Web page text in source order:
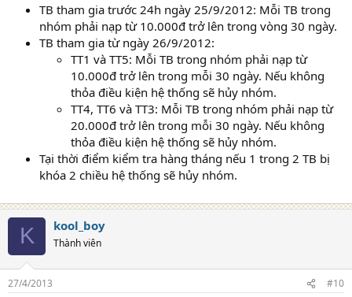
TB tham gia trước 24h ngày 25/9/2012: Mỗi TB trong
nhóm phải nạp từ 10.000đ trở lên trong vòng 30 ngày.
TB tham gia từ ngày 26/9/2012:
TT1 và TT5: Mỗi TB trong nhóm phải nạp từ
10.000đ trở lên trong mỗi 30 ngày. Nếu không
thỏa điều kiện hệ thống sẽ hủy nhóm.
TT4, TT6 và TT3: Mỗi TB trong nhóm phải nạp từ
20.000đ trở lên trong mỗi 30 ngày. Nếu không
thỏa điều kiện hệ thống sẽ hủy nhóm.
Tại thời điểm kiểm tra hàng tháng nếu 1 trong 2 TB bị
khóa 2 chiều hệ thống sẽ hủy nhóm.
K kool_boy
Thành viên
27/4/2013 #10